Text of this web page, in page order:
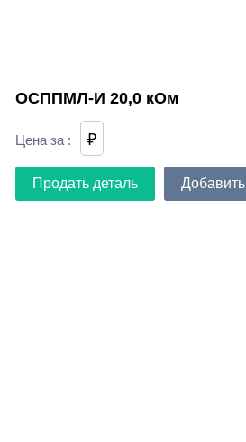
ОСППМЛ-И 20,0 кОм
Цена за : ₽
Продать деталь Добавить